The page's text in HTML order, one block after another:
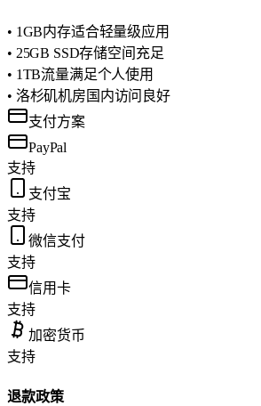
• 1GB内存适合轻量级应用
• 25GB SSD存储空间充足
• 1TB流量满足个人使用
• 洛杉矶机房国内访问良好
支付方案
PayPal
支持
支付宝
支持
微信支付
支持
信用卡
支持
加密货币
支持
退款政策